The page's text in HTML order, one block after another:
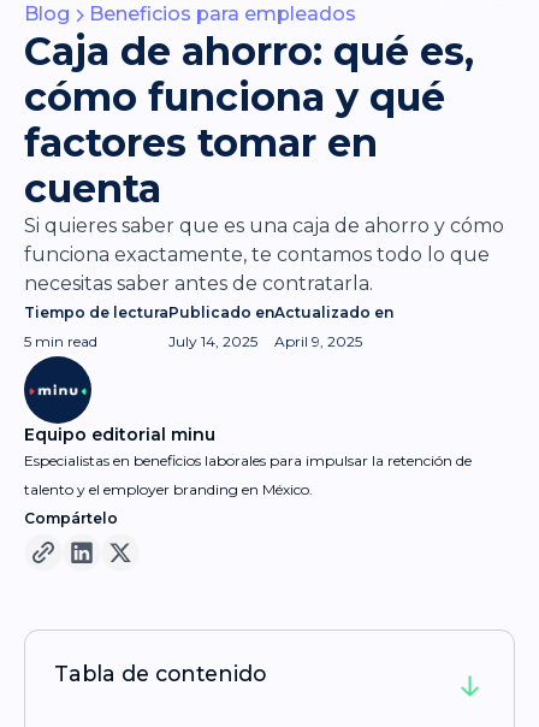
Blog Beneficios para empleados
Caja de ahorro: qué es,
cómo funciona y qué
factores tomar en
cuenta
Si quieres saber que es una caja de ahorro y cómo
funciona exactamente, te contamos todo lo que
necesitas saber antes de contratarla.
Tiempo de lectura
5 min read
Publicado en
July 14, 2025
Actualizado en
April 9, 2025
Equipo editorial minu
Especialistas en beneficios laborales para impulsar la retención de
talento y el employer branding en México.
Compártelo
Tabla de contenido